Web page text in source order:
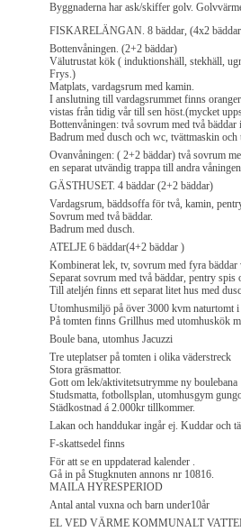
Byggnaderna har ask/skiffer golv.
FISKARELÄNGAN. 8 bäddar, (4x2
Bottenvåningen. (2+2 bäddar)
Välutrustat kök ( induktionshäll, stekhäll,
Frys.)
Matplats, vardagsrum med kamin.
I anslutning till vardagsrummet finns
vistas från tidig vår till sen höst.(mycket
Bottenvåningen: två sovrum med två bäddar
Badrum med dusch och wc, tvättmaskin och
Ovanvåningen: ( 2+2 bäddar) två sovrum
en separat utvändig trappa till andra
GÄSTHUSET. 4 bäddar (2+2 bäddar)
Vardagsrum, bäddsoffa för två, kamin,
Sovrum med två bäddar.
Badrum med dusch.
ATELJE 6 bäddar(4+2 bäddar )
Kombinerat lek, tv, sovrum med fyra bäddar
Separat sovrum med två bäddar, pentry spis
Till ateljén finns ett separat litet hus med
Utomhusmiljö på över 3000 kvm naturtomt
På tomten finns Grillhus med utomhuskök
Boule bana, utomhus Jacuzzi
Tre uteplatser på tomten i olika väderstreck
Stora gräsmattor.
Gott om lek/aktivitetsutrymme ny boulebana
Studsmatta, fotbollsplan, utomhusgym
Städkostnad á 2.000kr tillkommer.
Lakan och handdukar ingår ej. Kuddar och
F-skattsedel finns
För att se en uppdaterad kalender .
Gå in på Stugknuten annons nr 10816.
MAILA HYRESPERIOD
Antal antal vuxna och barn under10år
EL VED VÄRME KOMMUNALT